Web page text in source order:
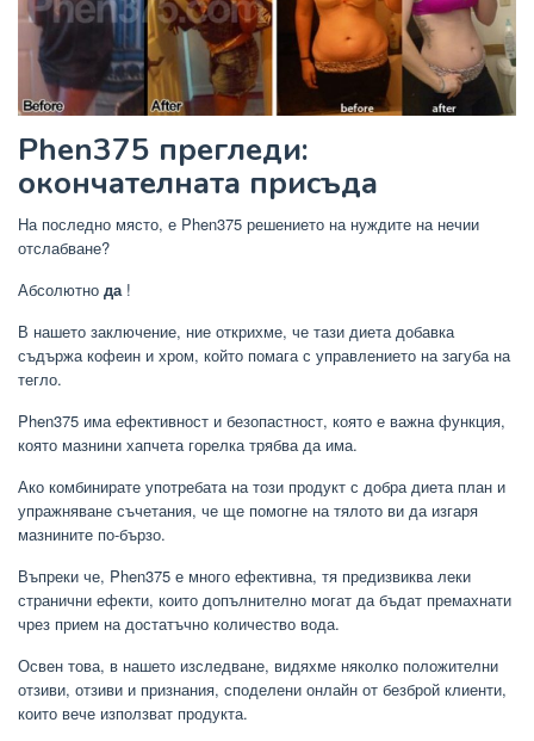
Phen375 прегледи:
окончателната присъда
На последно място, е Phen375 решението на нуждите на нечии
отслабване?
Абсолютно да!
В нашето заключение, ние открихме, че тази диета добавка
съдържа кофеин и хром, който помага с управлението на загуба на
тегло.
Phen375 има ефективност и безопастност, която е важна функция,
която мазнини хапчета горелка трябва да има.
Ако комбинирате употребата на този продукт с добра диета план и
упражняване съчетания, че ще помогне на тялото ви да изгаря
мазнините по-бързо.
Въпреки че, Phen375 е много ефективна, тя предизвиква леки
странични ефекти, които допълнително могат да бъдат премахнати
чрез прием на достатъчно количество вода.
Освен това, в нашето изследване, видяхме няколко положителни
отзиви, отзиви и признания, споделени онлайн от безброй клиенти,
които вече използват продукта.